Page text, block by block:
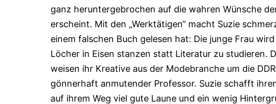
ganz heruntergebrochen auf die wahren Wünsche
erscheint. Mit den „Werktätigen“ macht Suzie
einem falschen Buch gelesen hat: Die junge Frau
Löcher in Eisen stanzen statt Literatur zu studieren.
weisen ihr Kreative aus der Modebranche um die
gönner­haft anmutender Professor. Suzie schafft
auf ihrem Weg viel gute Laune und ein wenig